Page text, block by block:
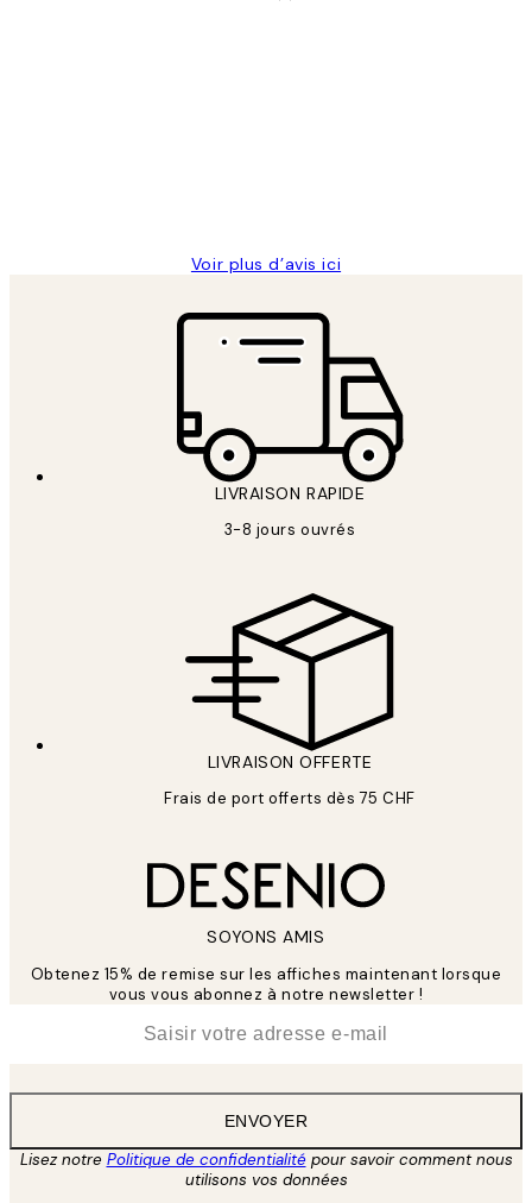
Voir plus d’avis ici
LIVRAISON RAPIDE
3-8 jours ouvrés
LIVRAISON OFFERTE
Frais de port offerts dès 75 CHF
SOYONS AMIS
Obtenez 15% de remise sur les affiches maintenant lorsque
vous vous abonnez à notre newsletter !
ENVOYER
Lisez notre Politique de confidentialitépour savoir comment nous
utilisons vos données